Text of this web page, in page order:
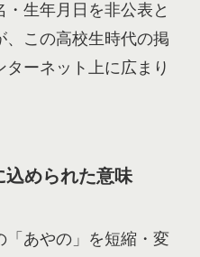
生年月日を非公表と
、この高校生時代の掲
ーネット上に広まり
められた意味
「あやの」を短縮・変